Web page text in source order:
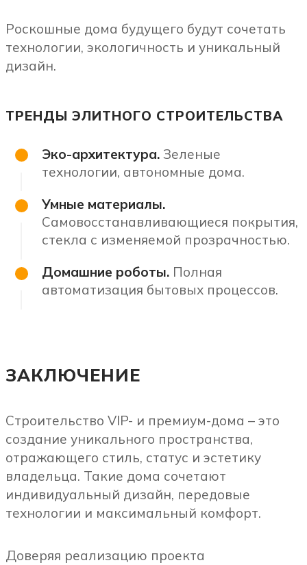
Роскошные дома будущего будут сочетать
технологии, экологичность и уникальный
дизайн.
ТРЕНДЫ ЭЛИТНОГО СТРОИТЕЛЬСТВА
Эко-архитектура.Зеленые
технологии, автономные дома.
Умные материалы.
Самовосстанавливающиеся покрытия,
стекла с изменяемой прозрачностью.
Домашние роботы.Полная
автоматизация бытовых процессов.
ЗАКЛЮЧЕНИЕ
Строительство VIP- и премиум-дома – это
создание уникального пространства,
отражающего стиль, статус и эстетику
владельца. Такие дома сочетают
индивидуальный дизайн, передовые
технологии и максимальный комфорт.
Доверяя реализацию проекта